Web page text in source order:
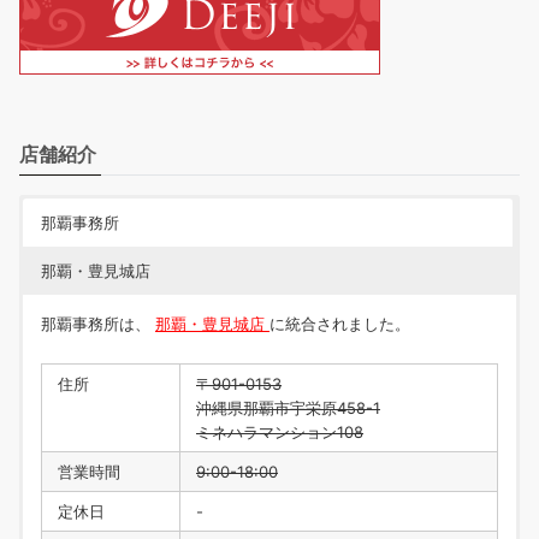
店舗紹介
那覇事務所
那覇・豊見城店
那覇事務所は、 那覇・豊見城店 に統合されました。
住所
〒901-0153
沖縄県那覇市宇栄原458-1
ミネハラマンション108
営業時間 9:00-18:00
定休日 -